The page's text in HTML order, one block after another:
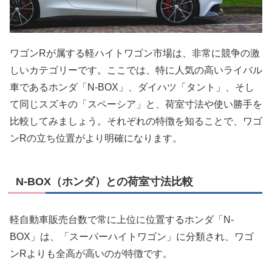
ワゴンRが属する軽ハイトワゴン市場は、非常に競争の激
しいカテゴリーです。ここでは、特に人気の高いライバル
車であるホンダ「N-BOX」、ダイハツ「タント」、そし
て同じスズキの「スペーシア」と、荷室寸法や使い勝手を
比較してみましょう。それぞれの特徴を知ることで、ワゴ
ンRの立ち位置がより明確になります。
N-BOX（ホンダ）との荷室寸法比較
軽自動車販売台数で常に上位に位置するホンダ「N-
BOX」は、「スーパーハイトワゴン」に分類され、ワゴ
ンRよりも全高が高いのが特徴です。